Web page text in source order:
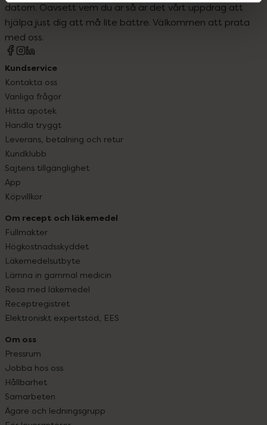
datorn. Oavsett vem du är så är det vårt uppdrag att
hjälpa just dig att må lite bättre. Välkommen att prata
med oss.
Kundservice
Kontakta oss
Vanliga frågor
Hitta apotek
Handla tryggt
Leverans, betalning och retur
Kundklubb
Sajtens tillgänglighet
App
Köpvillkor
Om recept och läkemedel
Fullmakter
Högkostnadsskyddet
Läkemedelsutbyte
Lämna in gammal medicin
Resa med läkemedel
Receptregistret
Elektroniskt expertstöd, EES
Om oss
Pressrum
Jobba hos oss
Hållbarhet
Samarbeten
Ägare och ledningsgrupp